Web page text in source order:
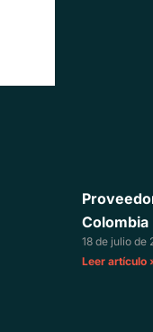
Colombia
18 de julio de
Leer artículo